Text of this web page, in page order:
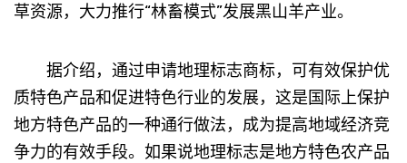
草资源，大力推行“林畜模式”发展黑山羊产业。
据介绍，通过申请地理标志商标，可有效保护优
质特色产品和促进特色行业的发展，这是国际上保护
地方特色产品的一种通行做法，成为提高地域经济竞
争力的有效手段。如果说地理标志是地方特色农产品